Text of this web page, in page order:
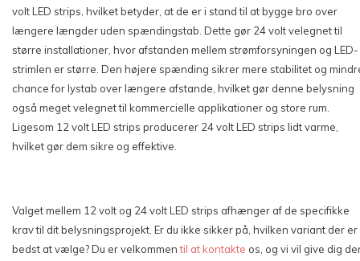
volt LED strips, hvilket betyder, at de er i stand til at bygge bro over
længere længder uden spændingstab. Dette gør 24 volt velegnet til
større installationer, hvor afstanden mellem strømforsyningen og LED-
strimlen er større. Den højere spænding sikrer mere stabilitet og
chance for lystab over længere afstande, hvilket gør denne belysning
også meget velegnet til kommercielle applikationer og store rum.
Ligesom 12 volt LED strips producerer 24 volt LED strips lidt varme,
hvilket gør dem sikre og effektive.
Valget mellem 12 volt og 24 volt LED strips afhænger af de specifikke
krav til dit belysningsprojekt. Er du ikke sikker på, hvilken variant der er
bedst at vælge? Du er velkommentil at kontakte os, og vi vil give dig